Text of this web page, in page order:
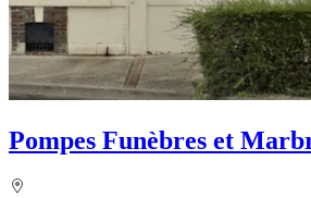
Pompes Funèbres et